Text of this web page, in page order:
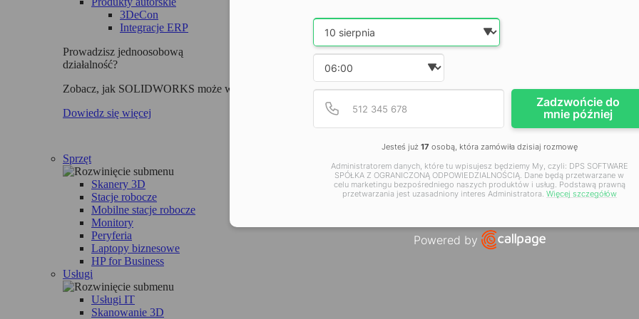
3DeCon
Integracje ERP
Prowadzisz jednoosobową
działalność?
Zobacz, jak SOLIDWORKS może wesprzeć Twoją firmę JDG!
Dowiedz się więcej
Sprzęt
Skanery 3D
Stacje robocze
Mobilne stacje robocze
Monitory
Peryferia
Laptopy biznesowe
HP for Business
Usługi
Usługi IT
Skanowanie 3D
Date and time slection for
Wybierz datę
Numer telefonu
Podaj poprawny numer
Zadzwońcie do
mnie później
Jesteś już 17 osobą, która zamówiła dzisiaj rozmowę
Administratorem danych, które tu wpisujesz będziemy My, czyli: DPS SOFTWARE
SPÓŁKA Z OGRANICZONĄ ODPOWIEDZIALNOŚCIĄ. Dane będą przetwarzane w
celu marketingu bezpośredniego naszych produktów i usług. Podstawą prawną
przetwarzania jest uzasadniony interes Administratora. Więcej szczegółów
Powered by